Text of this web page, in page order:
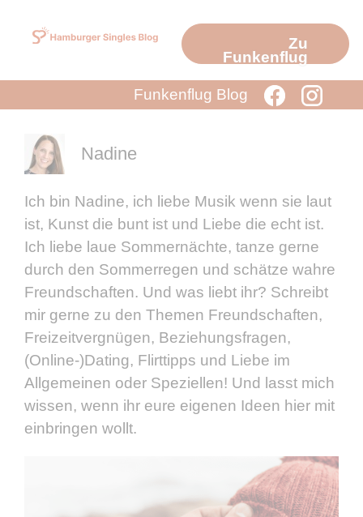
Inhalt
Zu
Funkenflug
Funkenflug Blog
Nadine
Ich bin Nadine, ich liebe Musik wenn sie laut
ist, Kunst die bunt ist und Liebe die echt ist.
Ich liebe laue Sommernächte, tanze gerne
durch den Sommerregen und schätze wahre
Freundschaften. Und was liebt ihr? Schreibt
mir gerne zu den Themen Freundschaften,
Freizeitvergnügen, Beziehungsfragen,
(Online-)Dating, Flirttipps und Liebe im
Allgemeinen oder Speziellen! Und lasst mich
wissen, wenn ihr eure eigenen Ideen hier mit
einbringen wollt.